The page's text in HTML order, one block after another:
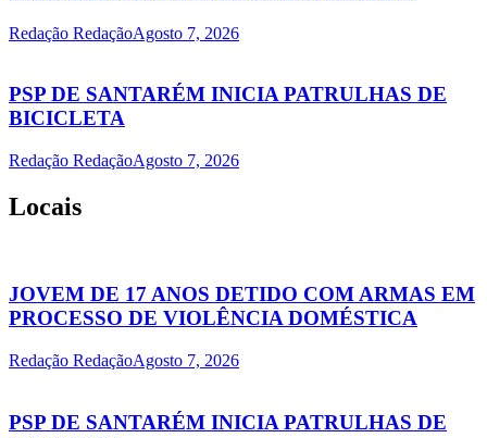
Redação RedaçãoAgosto 7, 2026
PSP DE SANTARÉM INICIA PATRULHAS DE
BICICLETA
Redação RedaçãoAgosto 7, 2026
Locais
JOVEM DE 17 ANOS DETIDO COM ARMAS EM
PROCESSO DE VIOLÊNCIA DOMÉSTICA
Redação RedaçãoAgosto 7, 2026
PSP DE SANTARÉM INICIA PATRULHAS DE